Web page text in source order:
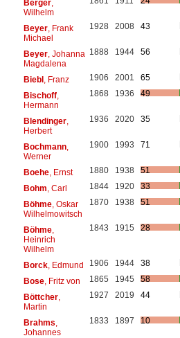
Berger,
Wilhelm
Beyer, Frank
Michael
1928 2008 43
Beyer, Johanna
Magdalena
1888 1944 56
Biebl, Franz 1906 2001
65
Bischoff,
Hermann
1868 1936 49
Blendinger,
Herbert
1936 2020 35
Bochmann,
Werner
1900 1993 71
Boehe, Ernst 1880 1938
51
Bohm , Carl 1844 1920
33
Böhme, Oskar
Wilhelmowitsch
1870 1938 51
Böhme,
Heinrich
Wilhelm
1843 1915 28
Borck, Edmund 1906 1944
38
Bose, Fritz von 1865 1945
58
Böttcher,
Martin
1927 2019 44
Brahms
Johannes
1833 1897 10